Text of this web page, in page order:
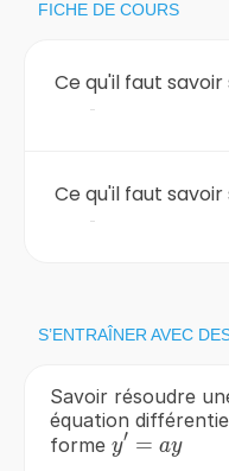
FICHE DE COURS
Ce qu'il faut
Ce qu'il faut
S’ENTRAÎNER AVEC
Savoir résoudre
équation
forme y'=ay
y′ = ay